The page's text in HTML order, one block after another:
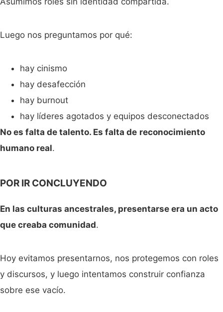
Luego nos preguntamos por qué:
hay cinismo
hay desafección
hay burnout
hay líderes agotados y equipos desconectados
No es falta de talento. Es falta de reconocimiento
humano real.
POR IR CONCLUYENDO
En las culturas ancestrales, presentarse era un acto
que creaba comunidad.
Hoy evitamos presentarnos, nos protegemos con roles
y discursos, y luego intentamos construir confianza
sobre ese vacío.